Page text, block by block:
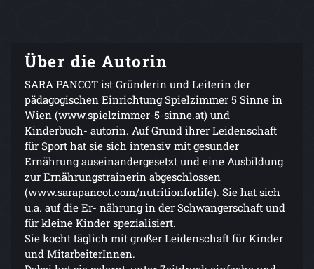
Über die Autorin
SARA PANCOT ist Gründerin und Leiterin der
pädagogischen Einrichtung Spielzimmer 5 Sinne in
Wien (www.spielzimmer-5-sinne.at) und
Kinderbuch- autorin. Auf Grund ihrer Leidenschaft
für Sport hat sie sich intensiv mit gesunder
Ernährung auseinandergesetzt und eine Ausbildung
zur Ernährungstrainerin abgeschlossen
(www.sarapancot.com/nutritionforlife). Sie hat sich
u.a. auf die Er- nährung in der Schwangerschaft und
für kleine Kinder spezialisiert.
Sie kocht täglich mit großer Leidenschaft für Kinder
und MitarbeiterInnen.